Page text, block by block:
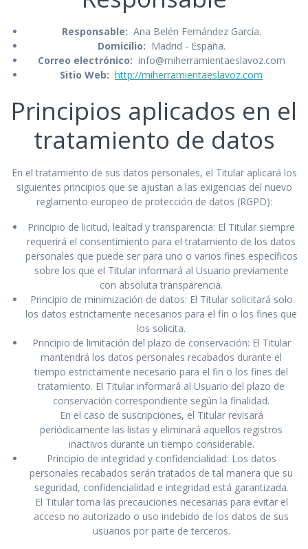
Responsable: Ana Belén Fernández García.
Domicilio: Madrid - España.
Correo electrónico: info@miherramientaeslavoz.com
Sitio Web: http://miherramientaeslavoz.com
Principios aplicados en el
tratamiento de datos
En el tratamiento de sus datos personales, el Titular aplicará los
siguientes principios que se ajustan a las exigencias del nuevo
reglamento europeo de protección de datos (RGPD):
Principio de licitud, lealtad y transparencia: El Titular siempre
requerirá el consentimiento para el tratamiento de los datos
personales que puede ser para uno o varios fines específicos
sobre los que el Titular informará al Usuario previamente
con absoluta transparencia.
Principio de minimización de datos: El Titular solicitará solo
los datos estrictamente necesarios para el fin o los fines que
los solicita.
Principio de limitación del plazo de conservación: El Titular
mantendrá los datos personales recabados durante el
tiempo estrictamente necesario para el fin o los fines del
tratamiento. El Titular informará al Usuario del plazo de
conservación correspondiente según la finalidad.
En el caso de suscripciones, el Titular revisará
periódicamente las listas y eliminará aquellos registros
inactivos durante un tiempo considerable.
Principio de integridad y confidencialidad: Los datos
personales recabados serán tratados de tal manera que su
seguridad, confidencialidad e integridad está garantizada.
El Titular toma las precauciones necesarias para evitar el
acceso no autorizado o uso indebido de los datos de sus
usuarios por parte de terceros.